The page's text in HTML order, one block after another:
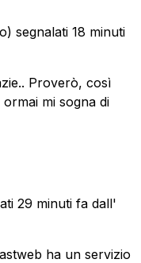
segnalati 18 minuti
Proverò, così
mi sogna di
29 minuti fa dall'
ha un servizio